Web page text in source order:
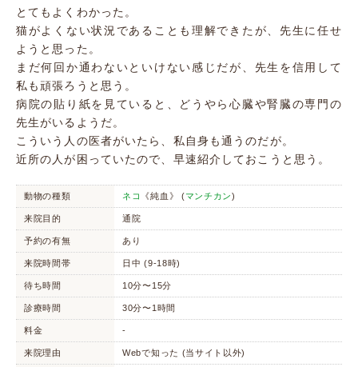
とてもよくわかった。
猫がよくない状況であることも理解できたが、先生に任せ
ようと思った。
まだ何回か通わないといけない感じだが、先生を信用して
私も頑張ろうと思う。
病院の貼り紙を見ていると、どうやら心臓や腎臓の専門の
先生がいるようだ。
こういう人の医者がいたら、私自身も通うのだが。
近所の人が困っていたので、早速紹介しておこうと思う。
動物の種類 ネコ 《純血》 (マンチカン)
来院目的 通院
予約の有無 あり
来院時間帯 日中 (9-18時)
待ち時間 10分〜15分
診療時間 30分〜1時間
料金 -
来院理由 Webで知った (当サイト以外)